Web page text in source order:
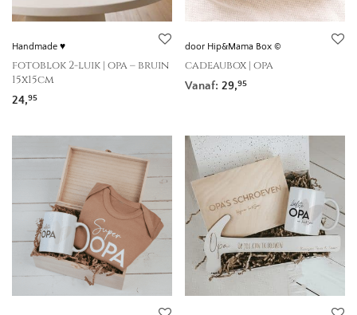
Handmade ♥
fotoblok 2-luik | opa – bruin
15x15cm
24,95
door Hip&Mama Box ©
cadeaubox | opa
Vanaf: 29,95